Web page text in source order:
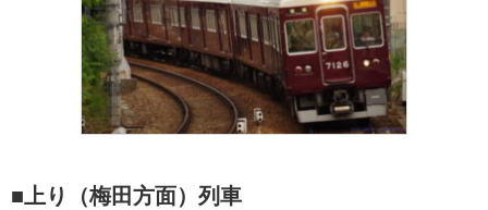
■上り（梅田方面）列車